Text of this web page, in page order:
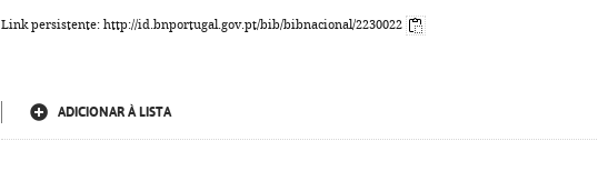
Link persistente: http://id.bnportugal.gov.pt/bib/bibnacional/2230022
ADICIONAR À LISTA